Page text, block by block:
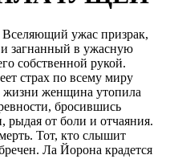
ужас призрак,
загнанный в ужасную
собственной рукой.
страх по всему миру
женщина утопила
бросившись
от боли и отчаяния.
Тот, кто слышит
Ла Йорона крадется